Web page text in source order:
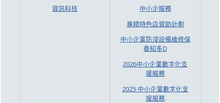
資訊科技
中小企服務
專精特色店資助計劃
中小企業防浸設備維修保
養知多D
2026中小企業數字化支
援服務
2025 中小企業數字化支
援服務